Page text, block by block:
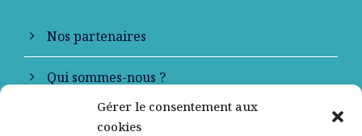
Gérer le consentement aux
cookies
Nos partenaires
Qui sommes-nous ?
Contactez-nous